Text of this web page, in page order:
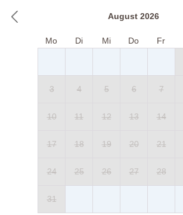
August 2026
Mo Di Mi Do Fr
3 4 5 6 7
10 11 12 13 14
17 18 19 20 21
24 25 26 27 28
31